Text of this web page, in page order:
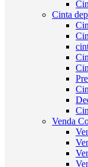
Cinta
Venda